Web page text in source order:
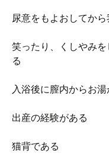
尿意をもよおしてか
笑ったり、くしやみ
る
入浴後に膣内からお
出産の経験がある
猫背である